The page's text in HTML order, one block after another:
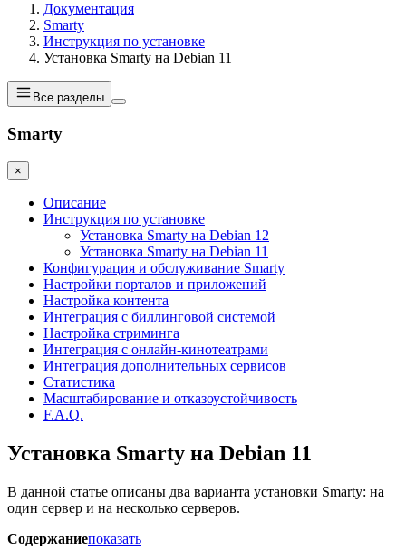
Документация
Smarty
Инструкция по установке
Установка Smarty на Debian 11
Все разделы
Smarty
×
Описание
Инструкция по установке
Установка Smarty на Debian 12
Установка Smarty на Debian 11
Конфигурация и обслуживание Smarty
Настройки порталов и приложений
Настройка контента
Интеграция с биллинговой системой
Настройка стриминга
Интеграция с онлайн-кинотеатрами
Интеграция дополнительных сервисов
Статистика
Масштабирование и отказоустойчивость
F.A.Q.
Установка Smarty на Debian 11
В данной статье описаны два варианта установки Smarty: на
один сервер и на несколько серверов.
Содержаниепоказать